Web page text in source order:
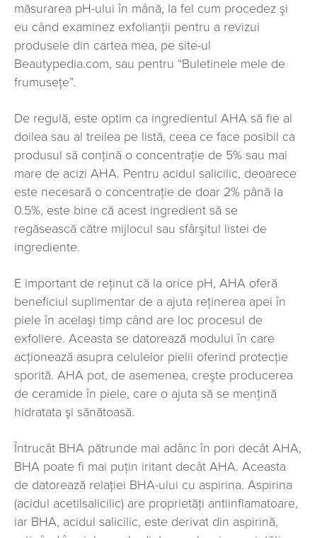
măsurarea pH-ului în mână, la fel cum procedez şi
eu când examinez exfolianţii pentru a revizui
produsele din cartea mea, pe site-ul
Beautypedia.com, sau pentru “Buletinele mele de
frumuseţe”.
De regulă, este optim ca ingredientul AHA să fie al
doilea sau al treilea pe listă, ceea ce face posibil ca
produsul să conţină o concentraţie de 5% sau mai
mare de acizi AHA. Pentru acidul salicilic, deoarece
este necesară o concentraţie de doar 2% până la
0.5%, este bine că acest ingredient să se
regăsească către mijlocul sau sfârşitul listei de
ingrediente.
E important de reţinut că la orice pH, AHA oferă
beneficiul suplimentar de a ajuta reținerea apei în
piele în acelaşi timp când are loc procesul de
exfoliere. Aceasta se datorează modului în care
acţionează asupra celulelor pielii oferind protecţie
sporită. AHA pot, de asemenea, creşte producerea
de ceramide în piele, care o ajuta să se menţină
hidratata şi sănătoasă.
Întrucât BHA pătrunde mai adânc în pori decât AHA,
BHA poate fi mai puţin iritant decât AHA. Aceasta
de datorează relaţiei BHA-ului cu aspirina. Aspirina
(acidul acetilsalicilic) are proprietăţi antiinflamatoare,
iar BHA, acidul salicilic, este derivat din aspirină,